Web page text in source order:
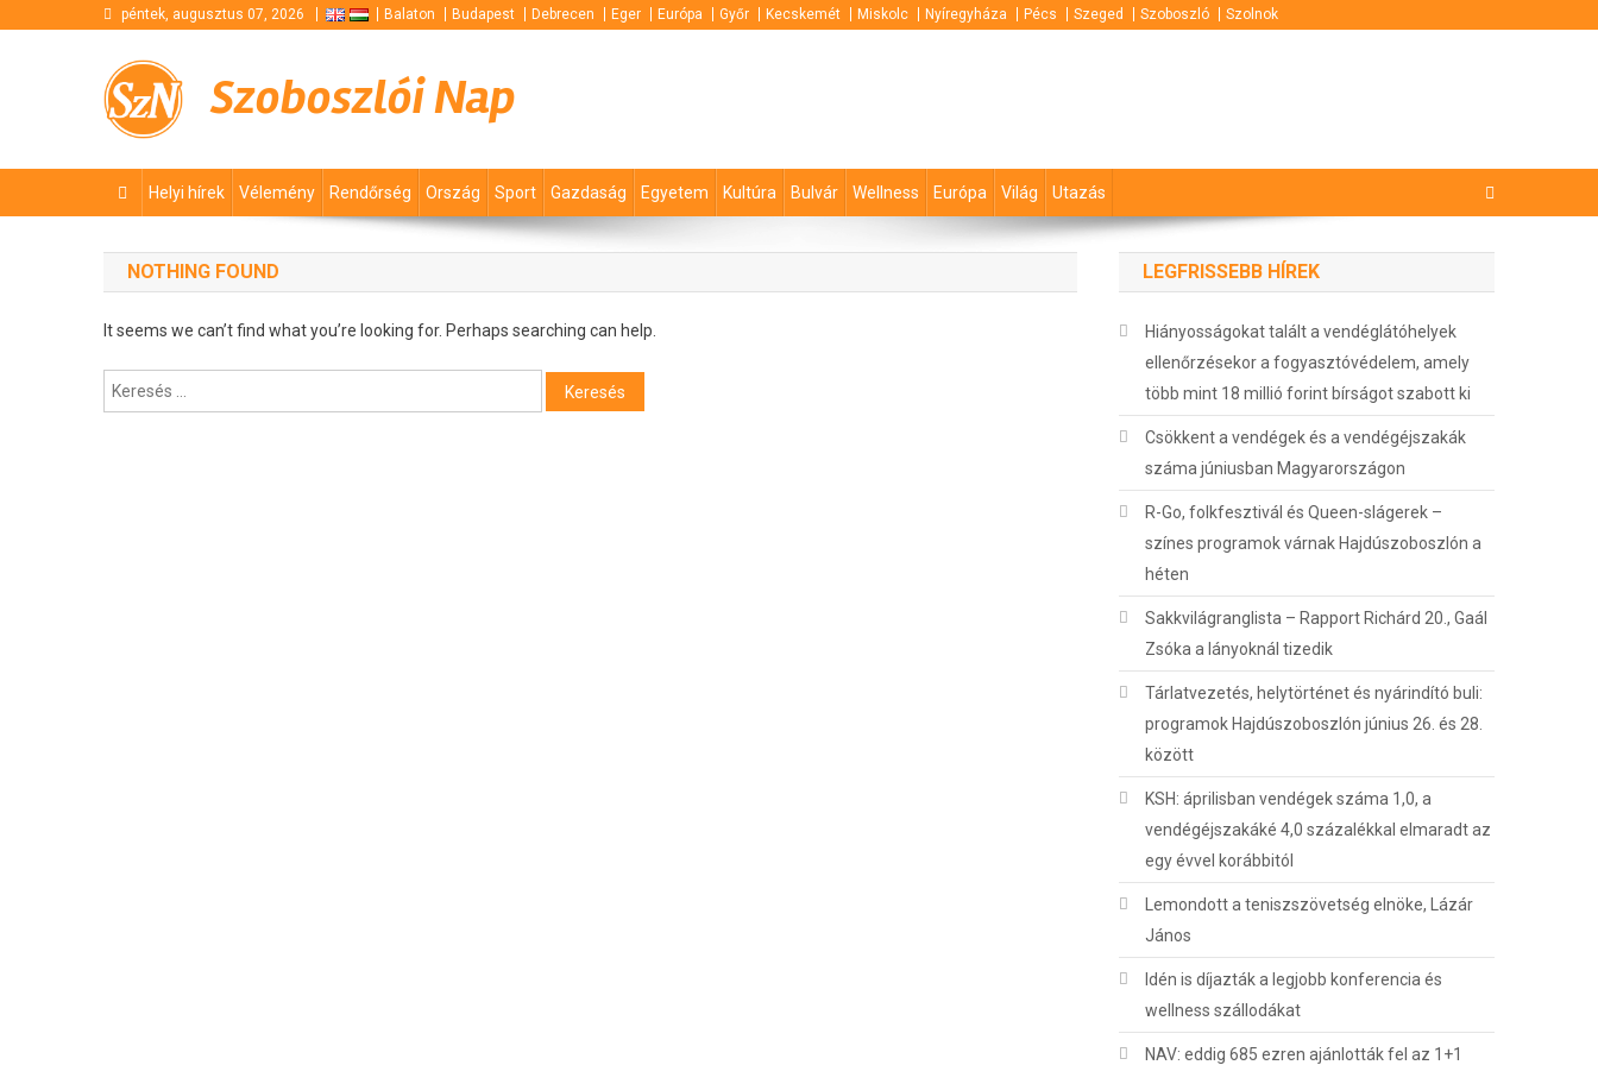
péntek, augusztus 07, 2026 Balaton Budapest Debrecen Eger Európa Győr Kecskemét Miskolc Nyíregyháza Pécs Szeged Szoboszló Szolnok
Szoboszlói Nap
Helyi hírek Vélemény Rendőrség Ország Sport Gazdaság Egyetem Kultúra Bulvár Wellness Európa Világ Utazás
NOTHING FOUND
It seems we can’t find what you’re looking for. Perhaps searching can help.
Keresés:
LEGFRISSEBB HÍREK
Hiányosságokat talált a vendéglátóhelyek
ellenőrzésekor a fogyasztóvédelem, amely
több mint 18 millió forint bírságot szabott ki
Csökkent a vendégek és a vendégéjszakák
száma júniusban Magyarországon
R-Go, folkfesztivál és Queen-slágerek –
színes programok várnak Hajdúszoboszlón a
héten
Sakkvilágranglista – Rapport Richárd 20., Gaál
Zsóka a lányoknál tizedik
Tárlatvezetés, helytörténet és nyárindító buli:
programok Hajdúszoboszlón június 26. és 28.
között
KSH: áprilisban vendégek száma 1,0, a
vendégéjszakáké 4,0 százalékkal elmaradt az
egy évvel korábbitól
Lemondott a teniszszövetség elnöke, Lázár
János
Idén is díjazták a legjobb konferencia és
wellness szállodákat
NAV: eddig 685 ezren ajánlották fel az 1+1